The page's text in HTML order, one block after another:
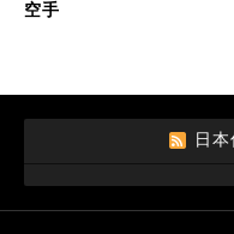
空手
日